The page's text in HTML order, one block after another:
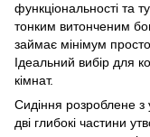
функціональності та
тонким витонченим
займає мінімум
Ідеальний вибір для
кімнат.
Сидіння розроблене
дві глибокі частини